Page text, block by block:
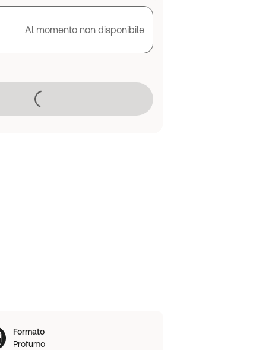
Al momento non disponibile
Caricamento in corso
Formato
Profumo